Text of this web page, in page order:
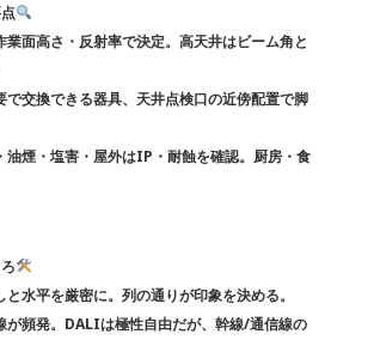
業面高さ・反射率で決定。高天井はビーム角と
で交換できる器具、天井点検口の近傍配置で脚
油煙・塩害・屋外はIP・耐蝕を確認。厨房・食
水平を厳密に。列の通りが印象を決める。
が頻発。DALIは極性自由だが、幹線/通信線の